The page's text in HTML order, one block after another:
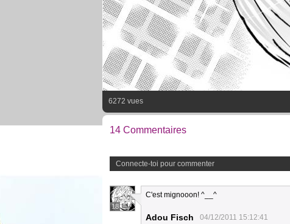
6272 vues
14 Commentaires
Connecte-toi pour commenter
18
C'est mignooon! ^__^
Adou Fisch 04/12/2011 15:12:41